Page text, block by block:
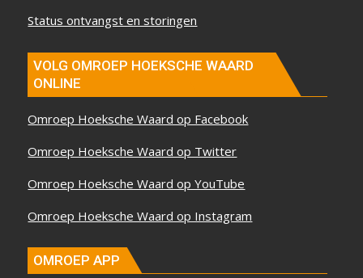
Status ontvangst en storingen
VOLG OMROEP HOEKSCHE WAARD
ONLINE
Omroep Hoeksche Waard op Facebook
Omroep Hoeksche Waard op Twitter
Omroep Hoeksche Waard op YouTube
Omroep Hoeksche Waard op Instagram
OMROEP APP